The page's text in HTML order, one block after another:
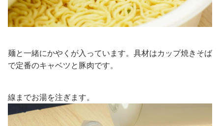
麺と一緒にかやくが入っています。具材はカップ焼きそば
で定番のキャベツと豚肉です。
線までお湯を注ぎます。